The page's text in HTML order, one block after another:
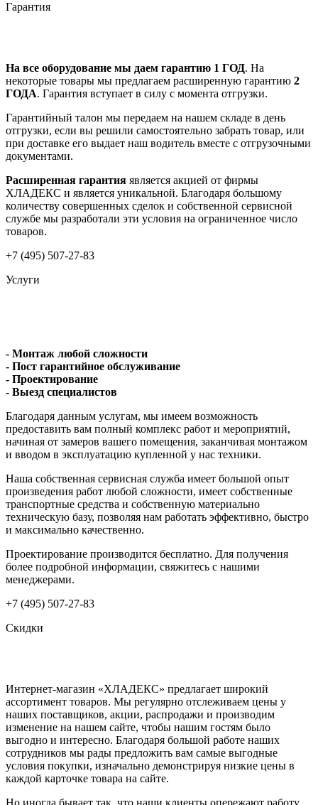
Гарантия
На все оборудование мы даем гарантию 1 ГОД. На
некоторые товары мы предлагаем расширенную гарантию 2
ГОДА. Гарантия вступает в силу с момента отгрузки.
Гарантийный талон мы передаем на нашем складе в день
отгрузки, если вы решили самостоятельно забрать товар, или
при доставке его выдает наш водитель вместе с отгрузочными
документами.
Расширенная гарантия является акцией от фирмы
ХЛАДЕКС и является уникальной. Благодаря большому
количеству совершенных сделок и собственной сервисной
службе мы разработали эти условия на ограниченное число
товаров.
+7 (495) 507-27-83
Услуги
- Монтаж любой сложности
- Пост гарантийное обслуживание
- Проектирование
- Выезд специалистов
Благодаря данным услугам, мы имеем возможность
предоставить вам полный комплекс работ и мероприятий,
начиная от замеров вашего помещения, заканчивая монтажом
и вводом в эксплуатацию купленной у нас техники.
Наша собственная сервисная служба имеет большой опыт
произведения работ любой сложности, имеет собственные
транспортные средства и собственную материально
техническую базу, позволяя нам работать эффективно, быстро
и максимально качественно.
Проектирование производится бесплатно. Для получения
более подробной информации, свяжитесь с нашими
менеджерами.
+7 (495) 507-27-83
Скидки
Интернет-магазин «ХЛАДЕКС» предлагает широкий
ассортимент товаров. Мы регулярно отслеживаем цены у
наших поставщиков, акции, распродажи и производим
изменение на нашем сайте, чтобы нашим гостям было
выгодно и интересно. Благодаря большой работе наших
сотрудников мы рады предложить вам самые выгодные
условия покупки, изначально демонстрируя низкие цены в
каждой карточке товара на сайте.